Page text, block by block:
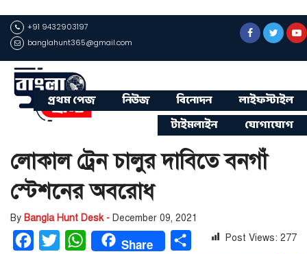
+91 9432903197
banglahunt365@gmail.com
প্রথম পেজ নিউজ বিনোদন
লাইফস্টাইল
টাইমলাইন
যোগাযোগ
লোকাল ট্রেন চালুর দাবিতে বনগাঁ
স্টেশনের অবরোধ
By Bangla Hunt Desk - December 09, 2021
Facebook
Twitter WhatsAppShare Share Post Views: 277